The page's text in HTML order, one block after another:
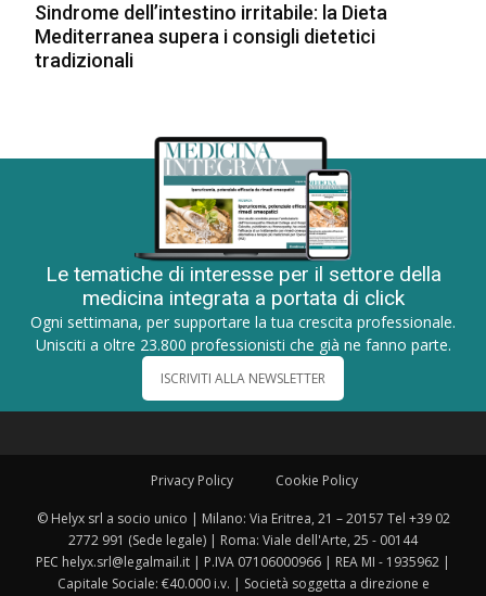
Sindrome dell’intestino irritabile: la Dieta
Mediterranea supera i consigli dietetici
tradizionali
Le tematiche di interesse per il settore della
medicina integrata a portata di click
Ogni settimana, per supportare la tua crescita professionale.
Unisciti a oltre 23.800 professionisti che già ne fanno parte.
ISCRIVITI ALLA NEWSLETTER
Privacy Policy Cookie Policy
© Helyx srl a socio unico | Milano: Via Eritrea, 21 – 20157 Tel +39 02
2772 991 (Sede legale) | Roma: Viale dell'Arte, 25 - 00144
PEC helyx.srl@legalmail.it | P.IVA 07106000966 | REA MI - 1935962 |
Capitale Sociale: €40.000 i.v. | Società soggetta a direzione e